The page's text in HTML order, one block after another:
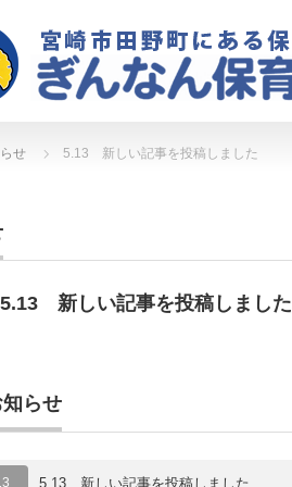
せ 5.13 新しい記事を投稿しました
5.13 新しい記事を投稿しました
らせ
5.13 新しい記事を投稿しました